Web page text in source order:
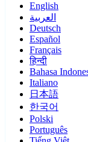
English
العربية
Deutsch
Español
Français
हिन्दी
Bahasa
Italiano
日本語
한국어
Polski
Português